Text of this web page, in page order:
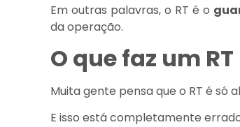
Em outras palavras, o RT é o
da operação.
O que faz um
Muita gente pensa que o RT é só
E isso está completamente